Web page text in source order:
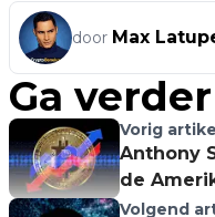
door Max
Ga
Vorig
Anthony
de
Volgend